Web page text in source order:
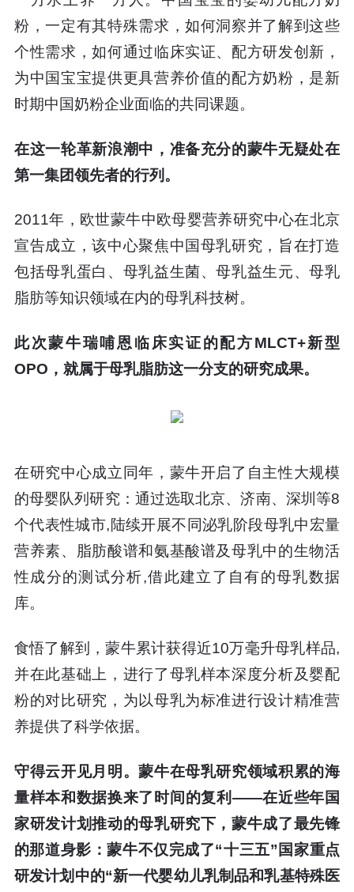
粉，一定有其特殊需求，如何洞察并了解到这些
个性需求，如何通过临床实证、配方研发创新，
为中国宝宝提供更具营养价值的配方奶粉，是新
时期中国奶粉企业面临的共同课题。
在这一轮革新浪潮中，准备充分的蒙牛无疑处在
第一集团领先者的行列。
2011年，欧世蒙牛中欧母婴营养研究中心在北京
宣告成立，该中心聚焦中国母乳研究，旨在打造
包括母乳蛋白、母乳益生菌、母乳益生元、母乳
脂肪等知识领域在内的母乳科技树。
此次蒙牛瑞哺恩临床实证的配方MLCT+新型
OPO，就属于母乳脂肪这一分支的研究成果。
在研究中心成立同年，蒙牛开启了自主性大规模
的母婴队列研究：通过选取北京、济南、深圳等8
个代表性城市,陆续开展不同泌乳阶段母乳中宏量
营养素、脂肪酸谱和氨基酸谱及母乳中的生物活
性成分的测试分析,借此建立了自有的母乳数据
库。
食悟了解到，蒙牛累计获得近10万毫升母乳样品,
并在此基础上，进行了母乳样本深度分析及婴配
粉的对比研究，为以母乳为标准进行设计精准营
养提供了科学依据。
守得云开见月明。蒙牛在母乳研究领域积累的海
量样本和数据换来了时间的复利——在近些年国
家研发计划推动的母乳研究下，蒙牛成了最先锋
的那道身影：蒙牛不仅完成了“十三五”国家重点
研发计划中的“新一代婴幼儿乳制品和乳基特殊医